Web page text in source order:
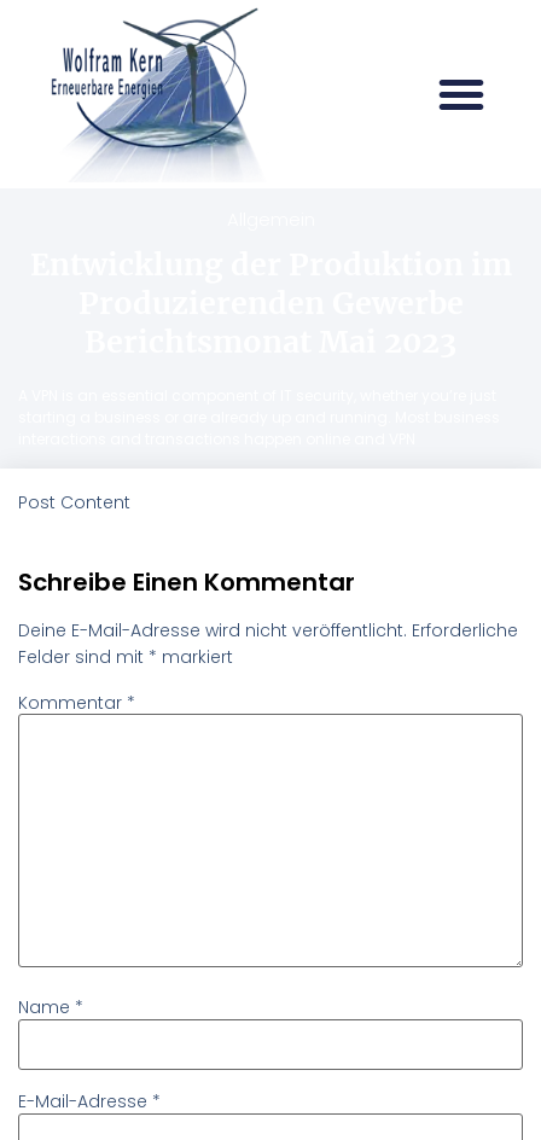
Post Content
Schreibe Einen Kommentar
Deine E-Mail-Adresse wird nicht veröffentlicht. Erforderliche
Felder sind mit * markiert
Kommentar *
Name *
E-Mail-Adresse *